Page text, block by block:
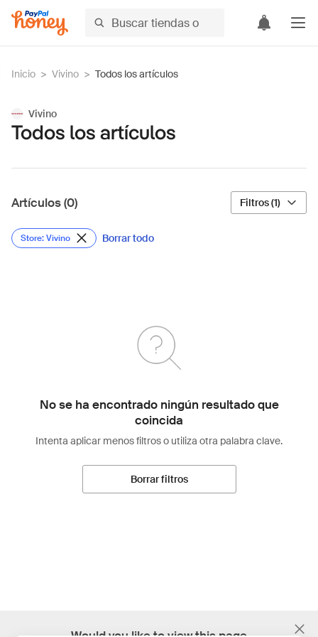
Inicio > Vivino > Todos los artículos
Vivino
Todos los artículos
Artículos (0) Filtros (1)
Store: Vivino Borrar todo
No se ha encontrado ningún resultado que
coincida
Intenta aplicar menos filtros o utiliza otra palabra clave.
Borrar filtros